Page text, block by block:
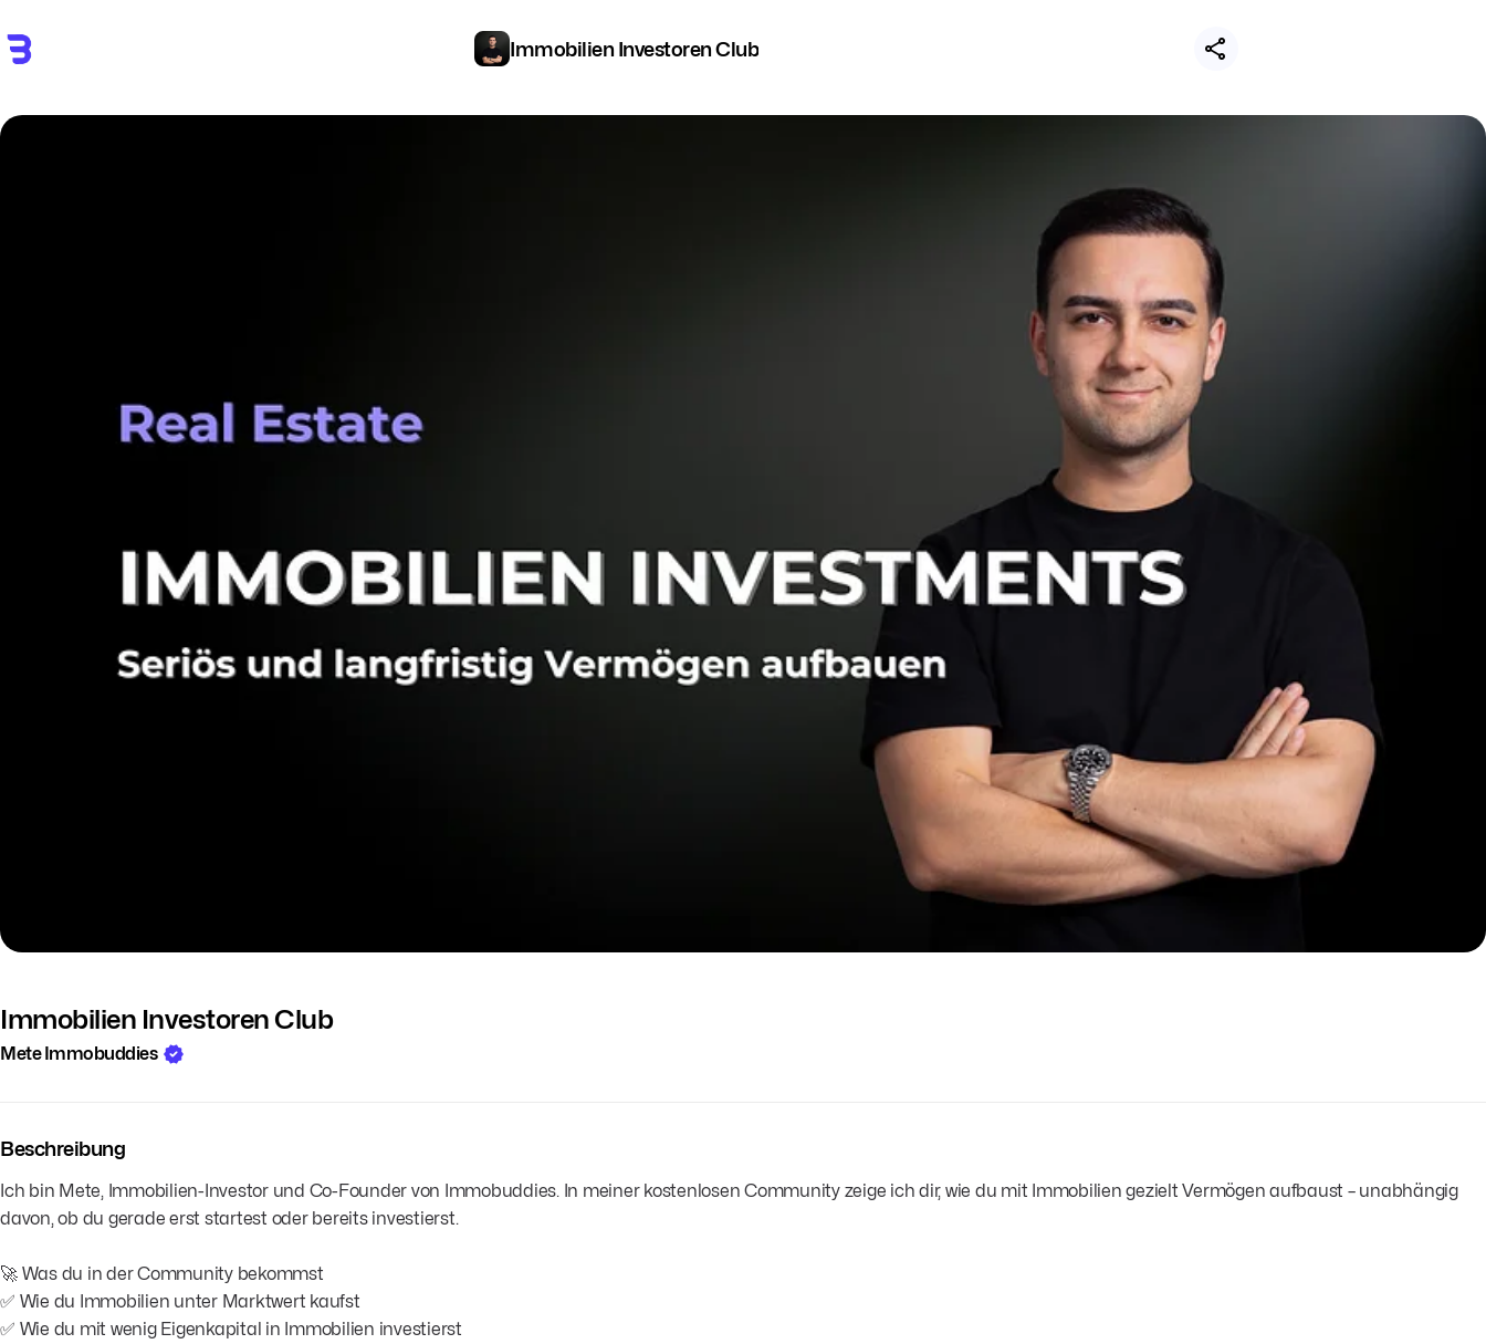
Immobilien Investoren Club
Immobilien Investoren Club
Mete Immobuddies
Beschreibung
Ich bin Mete, Immobilien-Investor und Co-Founder von Immobuddies. In meiner kostenlosen Community zeige ich dir, wie du mit Immobilien gezielt Vermögen aufbaust – unabhängig
davon, ob du gerade erst startest oder bereits investierst.
🚀 Was du in der Community bekommst
✅ Wie du Immobilien unter Marktwert kaufst
✅ Wie du mit wenig Eigenkapital in Immobilien investierst